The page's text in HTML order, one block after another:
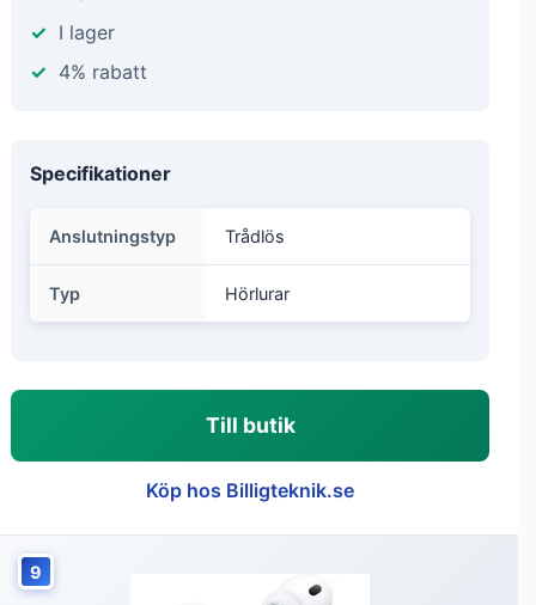
I lager
4% rabatt
Specifikationer
Anslutningstyp Trådlös
Typ Hörlurar
Till butik
Köp hos Billigteknik.se
9